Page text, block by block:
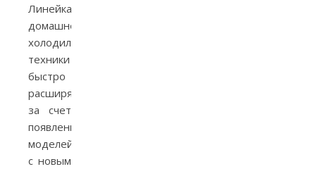
Линейка
домашней
холодильной
техники
быстро
расширялась
за счет
появления
моделей
с новым